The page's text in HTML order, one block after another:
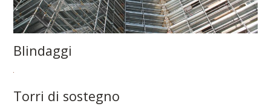
Blindaggi
Torri di sostegno